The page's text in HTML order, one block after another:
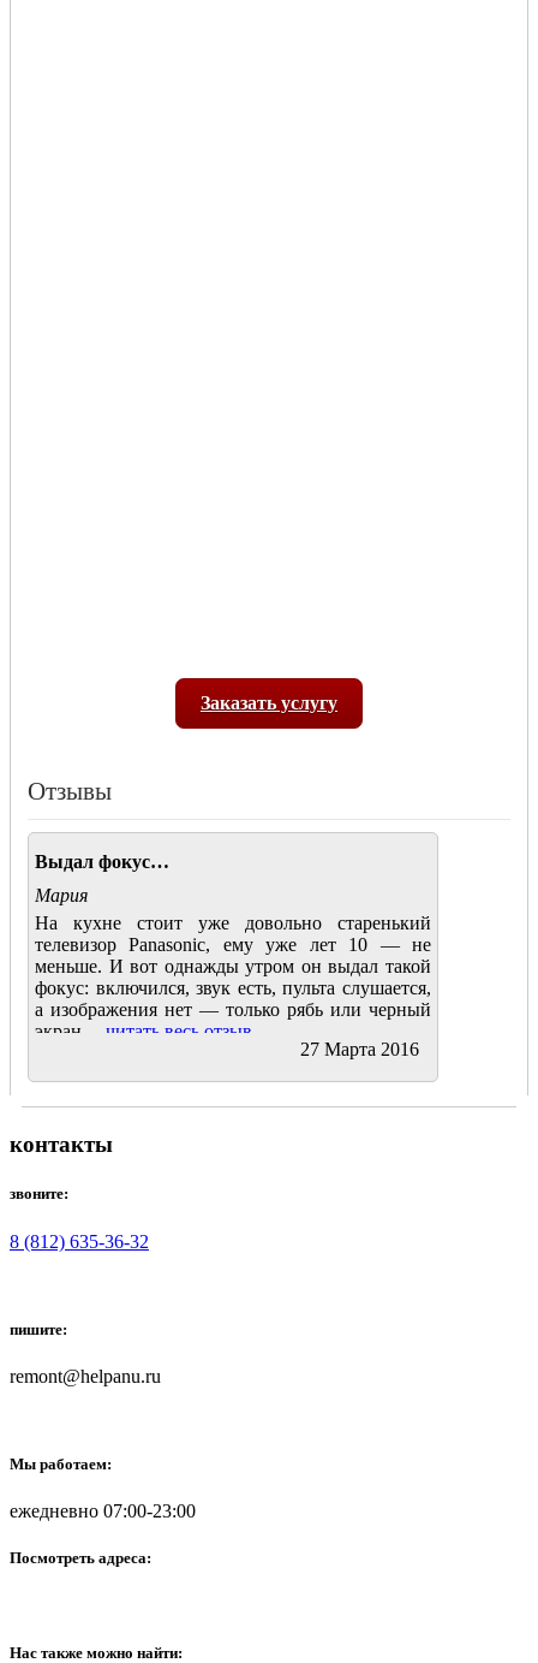
Заказать услугу
Отзывы
Выдал фокус…
Мария
На кухне стоит уже довольно старенький
телевизор Panasonic, ему уже лет 10 — не
меньше. И вот однажды утром он выдал такой
фокус: включился, звук есть, пульта слушается,
а изображения нет — только рябь или черный
экран.... читать весь отзыв
27 Марта 2016
контакты
звоните:
8 (812) 635-36-32
пишите:
remont@helpanu.ru
Мы работаем:
ежедневно 07:00-23:00
Посмотреть адреса:
Нас также можно найти: